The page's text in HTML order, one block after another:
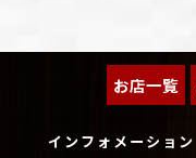
お店一覧
インフォメーション